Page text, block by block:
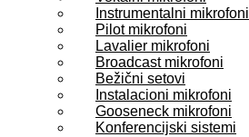
Instrumentalni mikrofoni
Pilot mikrofoni
Lavalier mikrofoni
Broadcast mikrofoni
Bežični setovi
Instalacioni mikrofoni
Gooseneck mikrofoni
Konferencijski sistemi